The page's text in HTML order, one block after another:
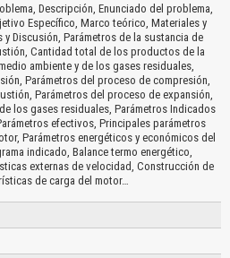
Descripción, Enunciado del problema,
Específico, Marco teórico, Materiales y
Discusión, Parámetros de la sustancia de
Cantidad total de los productos de la
ambiente y de los gases residuales,
Parámetros del proceso de compresión,
Parámetros del proceso de expansión,
los gases residuales, Parámetros Indicados
efectivos, Principales parámetros
Parámetros energéticos y económicos del
indicado, Balance termo energético,
externas de velocidad, Construcción de
de carga del motor…